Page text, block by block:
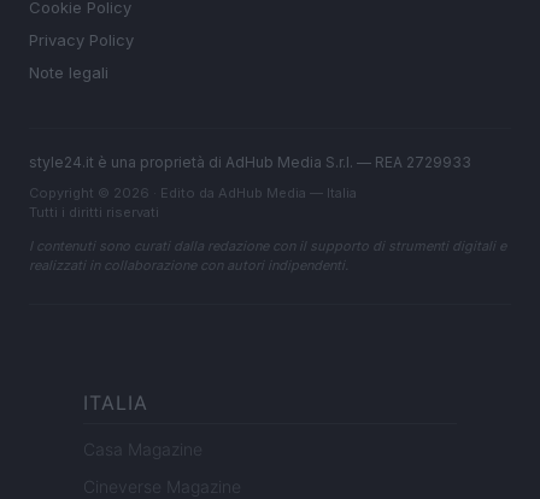
Cookie Policy
Privacy Policy
Note legali
style24.it è una proprietà di AdHub Media S.r.l. — REA 2729933
Copyright © 2026 · Edito da AdHub Media — Italia
Tutti i diritti riservati
I contenuti sono curati dalla redazione con il supporto di strumenti digitali e
realizzati in collaborazione con autori indipendenti.
ITALIA
Casa Magazine
Cineverse Magazine